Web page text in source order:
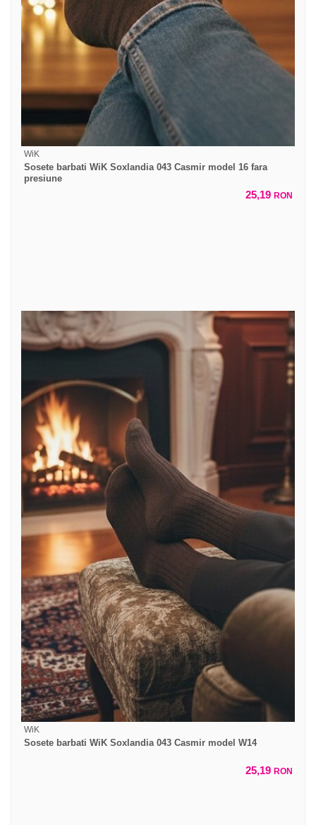
WiK
Sosete barbati WiK Soxlandia 043 Casmir model 16 fara
presiune
25,19 RON
WiK
Sosete barbati WiK Soxlandia 043 Casmir model W14
25,19 RON